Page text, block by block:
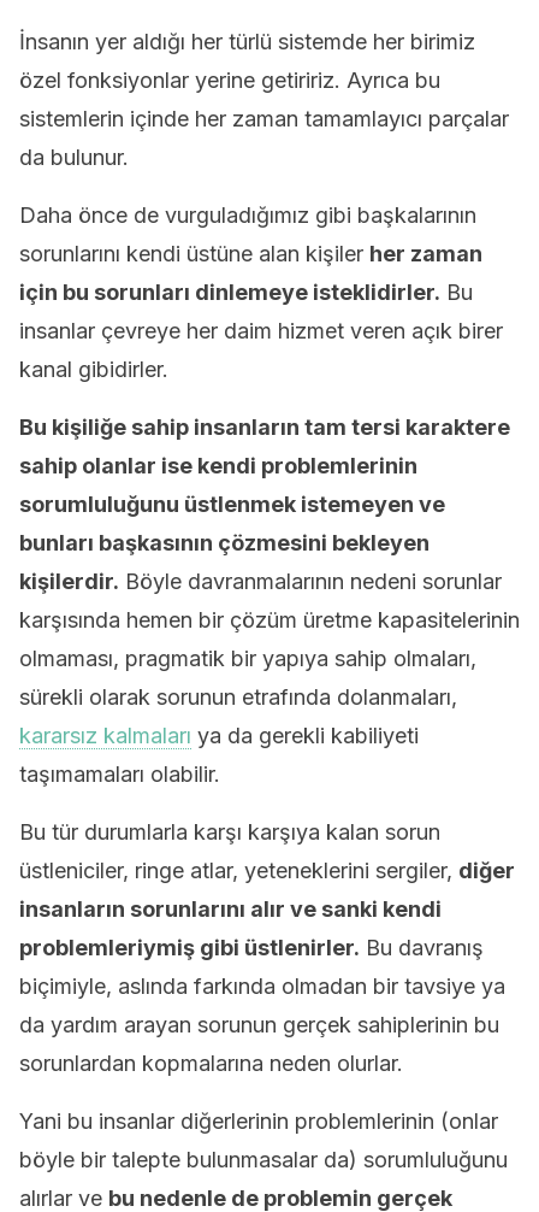
İnsanın yer aldığı her türlü sistemde her birimiz
özel fonksiyonlar yerine getiririz. Ayrıca bu
sistemlerin içinde her zaman tamamlayıcı parçalar
da bulunur.
Daha önce de vurguladığımız gibi başkalarının
sorunlarını kendi üstüne alan kişiler her zaman
için bu sorunları dinlemeye isteklidirler. Bu
insanlar çevreye her daim hizmet veren açık birer
kanal gibidirler.
Bu kişiliğe sahip insanların tam tersi karaktere
sahip olanlar ise kendi problemlerinin
sorumluluğunu üstlenmek istemeyen ve
bunları başkasının çözmesini bekleyen
kişilerdir. Böyle davranmalarının nedeni sorunlar
karşısında hemen bir çözüm üretme kapasitelerinin
olmaması, pragmatik bir yapıya sahip olmaları,
sürekli olarak sorunun etrafında dolanmaları,
kararsız kalmaları ya da gerekli kabiliyeti
taşımamaları olabilir.
Bu tür durumlarla karşı karşıya kalan sorun
üstleniciler, ringe atlar, yeteneklerini sergiler, diğer
insanların sorunlarını alır ve sanki kendi
problemleriymiş gibi üstlenirler. Bu davranış
biçimiyle, aslında farkında olmadan bir tavsiye ya
da yardım arayan sorunun gerçek sahiplerinin bu
sorunlardan kopmalarına neden olurlar.
Yani bu insanlar diğerlerinin problemlerinin (onlar
böyle bir talepte bulunmasalar da) sorumluluğunu
alırlar ve bu nedenle de problemin gerçek